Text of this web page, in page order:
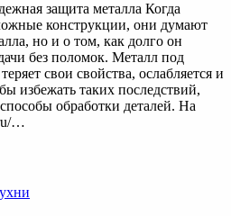
защита металла Когда
конструкции, они думают
но и о том, как долго он
без поломок. Металл под
свои свойства, ослабляется и
избежать таких последствий,
обработки деталей. На
…